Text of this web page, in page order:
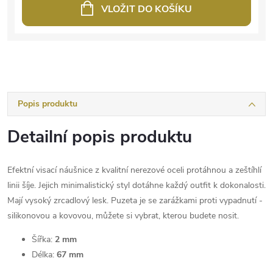
VLOŽIT DO KOŠÍKU
Popis produktu
Detailní popis produktu
Efektní visací náušnice z kvalitní nerezové oceli protáhnou a zeštíhlí
linii šíje. Jejich minimalistický styl dotáhne každý outfit k dokonalosti.
Mají vysoký zrcadlový lesk. Puzeta je se zarážkami proti vypadnutí -
silikonovou a kovovou, můžete si vybrat, kterou budete nosit.
Šířka: 2 mm
Délka: 67 mm